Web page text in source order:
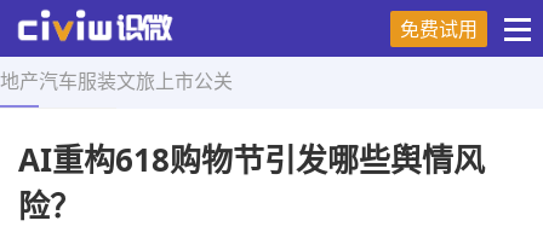
免费试用
地产汽车服装文旅 上市公关
首页 > 舆情知识 > 正文
AI重构618购物节引发哪些舆情风
险？